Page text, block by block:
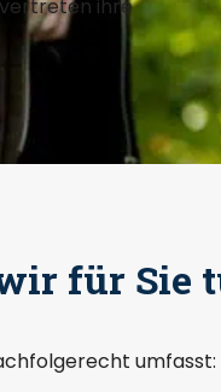
ihre
für Sie
umfasst: